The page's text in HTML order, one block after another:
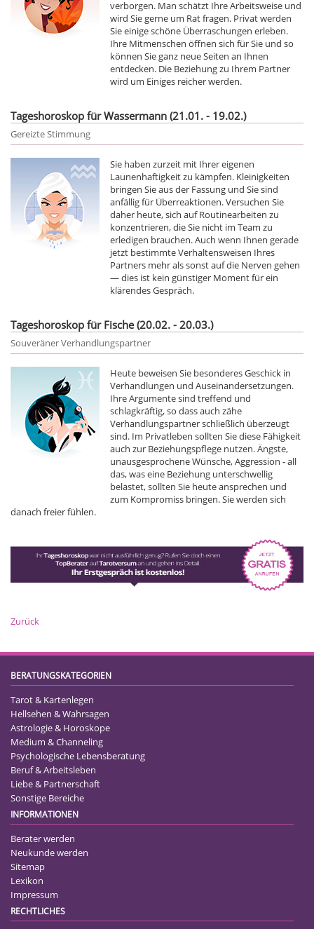
verborgen. Man schätzt Ihre Arbeitsweise und
wird Sie gerne um Rat fragen. Privat werden
Sie einige schöne Überraschungen erleben.
Ihre Mitmenschen öffnen sich für Sie und so
können Sie ganz neue Seiten an Ihnen
entdecken. Die Beziehung zu Ihrem Partner
wird um Einiges reicher werden.
Tageshoroskop für Wassermann (21.01. - 19.02.)
Gereizte Stimmung
Sie haben zurzeit mit Ihrer eigenen
Launenhaftigkeit zu kämpfen. Kleinigkeiten
bringen Sie aus der Fassung und Sie sind
anfällig für Überreaktionen. Versuchen Sie
daher heute, sich auf Routinearbeiten zu
konzentrieren, die Sie nicht im Team zu
erledigen brauchen. Auch wenn Ihnen gerade
jetzt bestimmte Verhaltensweisen Ihres
Partners mehr als sonst auf die Nerven gehen
— dies ist kein günstiger Moment für ein
klärendes Gespräch.
Tageshoroskop für Fische (20.02. - 20.03.)
Souveräner Verhandlungspartner
Heute beweisen Sie besonderes Geschick in
Verhandlungen und Auseinandersetzungen.
Ihre Argumente sind treffend und
schlagkräftig, so dass auch zähe
Verhandlungspartner schließlich überzeugt
sind. Im Privatleben sollten Sie diese Fähigkeit
auch zur Beziehungspflege nutzen. Ängste,
unausgesprochene Wünsche, Aggression - all
das, was eine Beziehung unterschwellig
belastet, sollten Sie heute ansprechen und
zum Kompromiss bringen. Sie werden sich
danach freier fühlen.
Zurück
BERATUNGSKATEGORIEN
Tarot & Kartenlegen
Hellsehen & Wahrsagen
Astrologie & Horoskope
Medium & Channeling
Psychologische Lebensberatung
Beruf & Arbeitsleben
Liebe & Partnerschaft
Sonstige Bereiche
INFORMATIONEN
Berater werden
Neukunde werden
Sitemap
Lexikon
Impressum
RECHTLICHES